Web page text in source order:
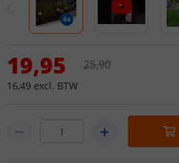
19,95
16,49 excl. BTW
25,90